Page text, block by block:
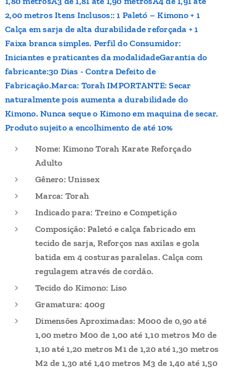
2,00 metros Itens Inclusos:: 1 Paletó – Kimono + 1
Calça em sarja de alta durabilidade reforçada + 1
Faixa branca simples. Perfil do Consumidor:
Iniciantes e praticantes da modalidadeGarantia do
fabricante:30 Dias - Contra Defeito de
Fabricação.Marca: Torah IMPORTANTE: Secar
naturalmente pois aumenta a durabilidade do
Kimono. Nunca seque o Kimono em maquina de secar.
Produto sujeito a encolhimento de até 10%
Nome: Kimono Torah Karate Reforçado
Adulto
Gênero: Unissex
Marca: Torah
Indicado para: Treino e Competição
Composição: Paletó e calça fabricado em
tecido de sarja, Reforços nas axilas e gola
batida em 4 costuras paralelas. Calça com
regulagem através de cordão.
Tecido do Kimono: Liso
Gramatura: 400g
Dimensões Aproximadas: M000 de 0,90 até
1,00 metro M00 de 1,00 até 1,10 metros M0 de
1,10 até 1,20 metros M1 de 1,20 até 1,30 metros
M2 de 1,30 até 1,40 metros M3 de 1,40 até 1,50